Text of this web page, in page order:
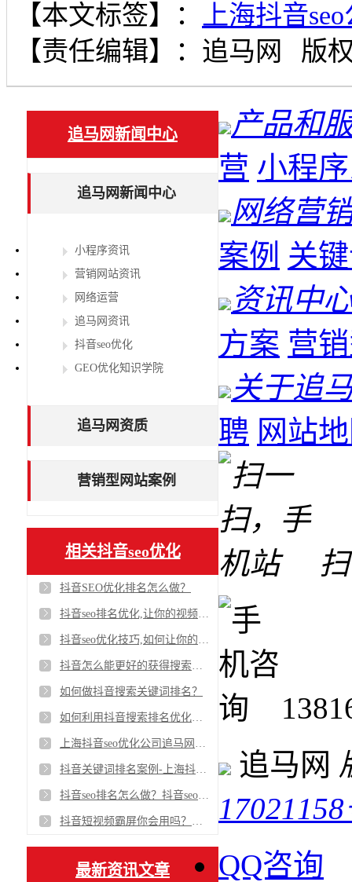
【本文标签】：
上海抖音
【责任编辑】： 追马网 版
追马网新闻中心
追马网新闻中心
小程序资讯
营销网站资讯
网络运营
追马网资讯
抖音seo优化
GEO优化知识学院
追马网资质
营销型网站案例
相关抖音seo优化
抖音SEO优化排名怎么做？
抖音seo排名优化,让你的视频搜索排名更靠前
抖音seo优化技巧,如何让你的抖音视频搜索排名更靠前
抖音怎么能更好的获得搜索排名，让你的作品排在前面？
如何做抖音搜索关键词排名？
如何利用抖音搜索排名优化为企业介绍100W推广费用
上海抖音seo优化公司追马网告诉你抖音seo怎么做
抖音关键词排名案例-上海抖音seo优化公司-追马网
抖音seo排名怎么做？抖音seo霸屏获客系统是什么？-追马网为你解密
抖音短视频霸屏你会用吗？抖音霸屏系统总部为你揭秘！
最新资讯文章
产品和
营 小程
网络营
案例 关
资讯中
方案 营
关于追
聘 网站
追马网
QQ咨询